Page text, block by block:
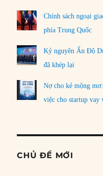
Chính sách ngoại
phía Trung Quốc
Kỷ nguyên Ấn Độ
đã khép lại
Nợ cho kẻ mộng
việc cho startup vay
CHỦ ĐỀ MỚI